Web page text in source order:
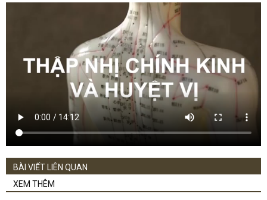
BÀI VIẾT LIÊN QUAN
XEM THÊM